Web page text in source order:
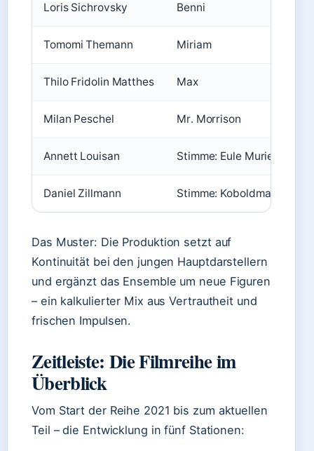
Loris Sichrovsky Benni
Tomomi Themann Miriam
Thilo Fridolin Matthes Max
Milan Peschel Mr. Morrison
Annett Louisan Stimme: Eule Muriel
Daniel Zillmann Stimme: Koboldmaki
Das Muster: Die Produktion setzt auf
Kontinuität bei den jungen Hauptdarstellern
und ergänzt das Ensemble um neue Figuren
– ein kalkulierter Mix aus Vertrautheit und
frischen Impulsen.
Zeitleiste: Die Filmreihe im
Überblick
Vom Start der Reihe 2021 bis zum aktuellen
Teil – die Entwicklung in fünf Stationen: